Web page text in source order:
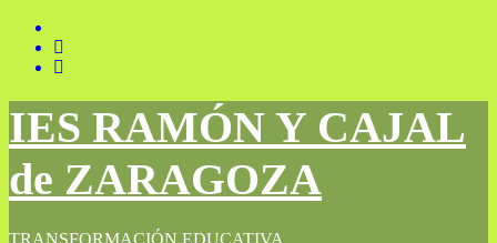
Saltar
contenido
IES RAMÓN Y CAJAL
de ZARAGOZA
TRANSFORMACIÓN EDUCATIVA